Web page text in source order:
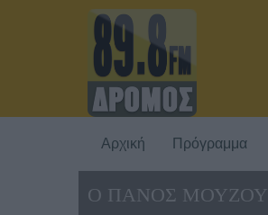
Αρχική Πρόγραμμα
Ο ΠΑΝΟΣ